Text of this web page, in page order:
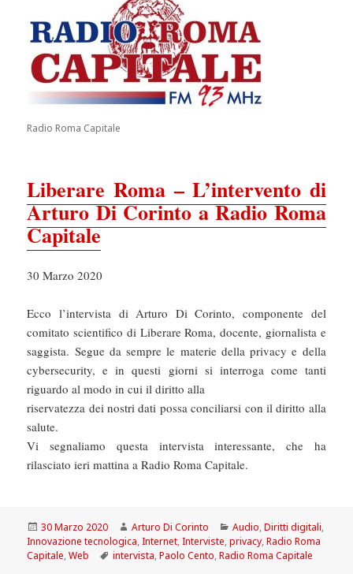
Radio Roma Capitale
Liberare Roma – L’intervento di
Arturo Di Corinto a Radio Roma
Capitale
30 Marzo 2020
Ecco l’intervista di Arturo Di Corinto, componente del
comitato scientifico di Liberare Roma, docente, giornalista e
saggista. Segue da sempre le materie della privacy e della
cybersecurity, e in questi giorni si interroga come tanti
riguardo al modo in cui il diritto alla
riservatezza dei nostri dati possa conciliarsi con il diritto alla
salute.
Vi segnaliamo questa intervista interessante, che ha
rilasciato ieri mattina a Radio Roma Capitale.
Scritto
il
30 Marzo 2020 Autore
Arturo Di Corinto Categorie
Audio,Diritti digitali,
Innovazione tecnologica,Internet,Interviste,privacy,Radio Roma
Capitale,Web Tag
intervista,Paolo Cento,Radio Roma Capitale